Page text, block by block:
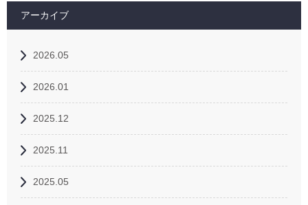
アーカイブ
2026.05
2026.01
2025.12
2025.11
2025.05